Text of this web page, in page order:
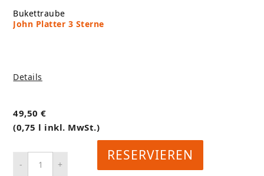
Bukettraube
John Platter 3 Sterne
Details
49,50€
(0,75 l inkl. MwSt.)
RESERVIEREN